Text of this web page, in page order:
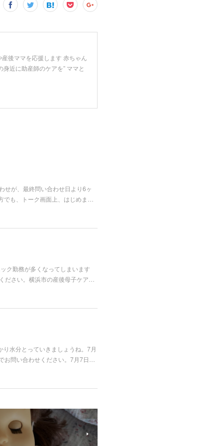
後ママを応援します 赤ちゃん
近に助産師のケアを” ママと
せが、最終問い合わせ日より6ヶ
も、トーク画面上、はじめま…
ク勤務が多くなってしまいます
ださい。横浜市の産後母子ケア…
水分とっていきましょうね。7月
お問い合わせください。7月7日…